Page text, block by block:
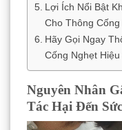
Lợi Ích Nổi Bật
Cho Thông
Hãy Gọi Ngay
Cống Nghẹt
Nguyên Nhân
Tác Hại Đến